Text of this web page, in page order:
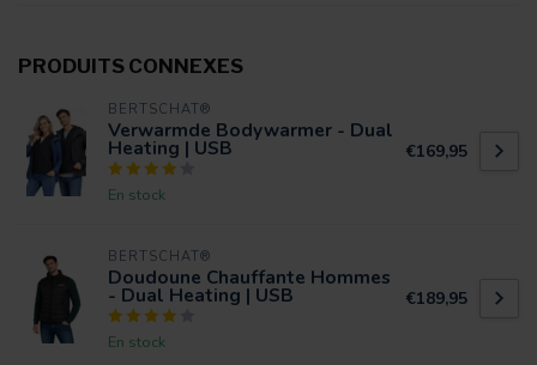
PRODUITS CONNEXES
BERTSCHAT®
Verwarmde Bodywarmer - Dual
Heating | USB
En stock
€169,95
BERTSCHAT®
Doudoune Chauffante Hommes
- Dual Heating | USB
En stock
€189,95